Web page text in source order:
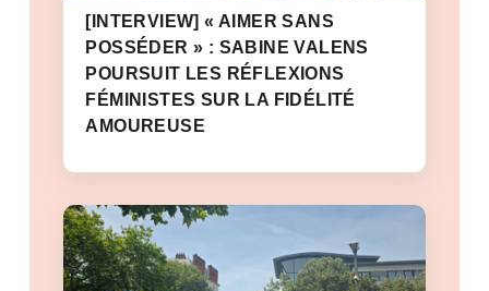
[INTERVIEW] « AIMER SANS
POSSÉDER » : SABINE VALENS
POURSUIT LES RÉFLEXIONS
FÉMINISTES SUR LA FIDÉLITÉ
AMOUREUSE